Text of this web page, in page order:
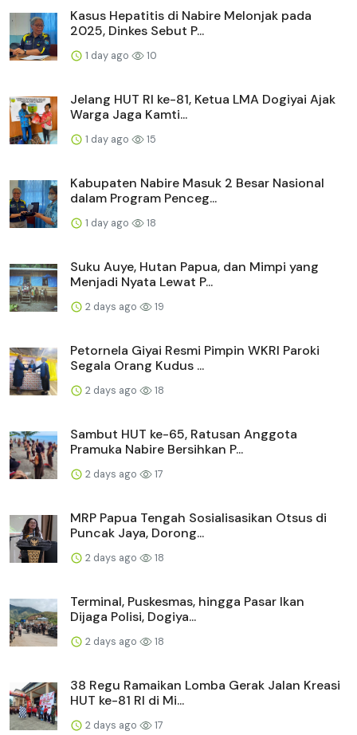
Kasus Hepatitis di Nabire Melonjak pada
2025, Dinkes Sebut P...
1 day ago 10
Jelang HUT RI ke-81, Ketua LMA Dogiyai Ajak
Warga Jaga Kamti...
1 day ago 15
Kabupaten Nabire Masuk 2 Besar Nasional
dalam Program Penceg...
1 day ago 18
Suku Auye, Hutan Papua, dan Mimpi yang
Menjadi Nyata Lewat P...
2 days ago 19
Petornela Giyai Resmi Pimpin WKRI Paroki
Segala Orang Kudus ...
2 days ago 18
Sambut HUT ke-65, Ratusan Anggota
Pramuka Nabire Bersihkan P...
2 days ago 17
MRP Papua Tengah Sosialisasikan Otsus di
Puncak Jaya, Dorong...
2 days ago 18
Terminal, Puskesmas, hingga Pasar Ikan
Dijaga Polisi, Dogiya...
2 days ago 18
38 Regu Ramaikan Lomba Gerak Jalan Kreasi
HUT ke-81 RI di Mi...
2 days ago 17